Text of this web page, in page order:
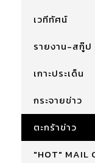
เวทีทัศน์
รายงาน-สกู๊ป
เกาะประเด็น
กระจายข่าว
ตะกร้าข่าว
"HOT" MAIL